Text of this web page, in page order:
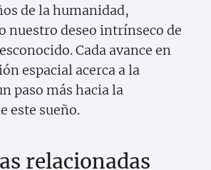
de la humanidad,
nuestro deseo intrínseco de
Cada avance en
espacial acerca a la
paso más hacia la
este sueño.
relacionadas